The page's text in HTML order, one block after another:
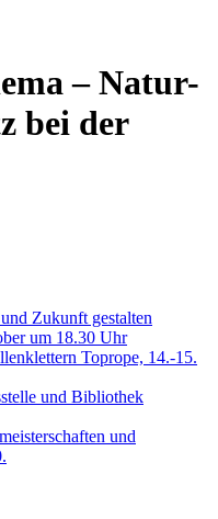
– Natur-
bei der
Zukunft gestalten
um 18.30 Uhr
Toprope, 14.-15.
und Bibliothek
und